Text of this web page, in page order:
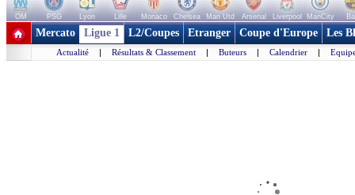
OM PSG Lyon Lille Monaco Chelsea Man Utd Arsenal Liverpool ManCity
+ de clubs
Mercato Ligue 1 L2/Coupes Etranger Coupe d'Europe Les
Actualité | Résultats & Classement | Buteurs | Calendrier |